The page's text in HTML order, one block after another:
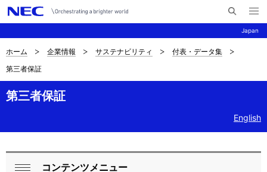
Japan
イ
メ
ニ
ュ
ナ
ビ
ゲ
シ
ョ
サ
イ
ト
現
ホーム 企業情報 サステナビリティ
付表・データ集
第三者保証
第三者保証
English
コンテンツメニュー